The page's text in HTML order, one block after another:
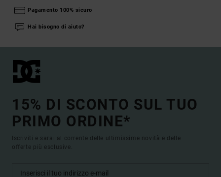
Pagamento 100% sicuro
Hai bisogno di aiuto?
15% DI SCONTO SUL TUO
PRIMO ORDINE*
Iscriviti e sarai al corrente delle ultimissime novità e delle
offerte più esclusive.